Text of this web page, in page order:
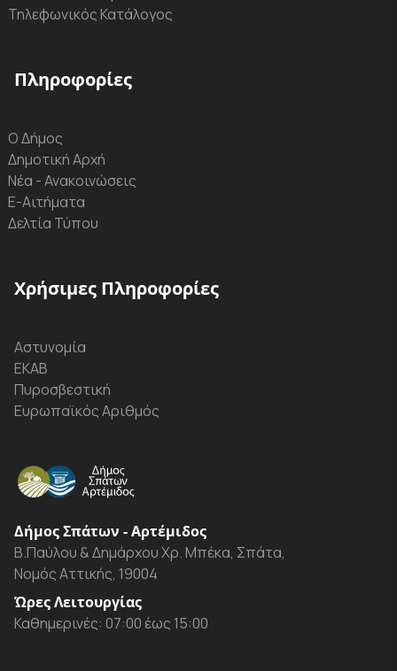
Τηλεφωνικός Κατάλογος
Πληροφορίες
Ο Δήμος
Δημοτική Αρχή
Νέα - Ανακοινώσεις
Ε-Αιτήματα
Δελτία Τύπου
Χρήσιμες Πληροφορίες
Αστυνομία
ΕΚΑΒ
Πυροσβεστική
Ευρωπαϊκός Αριθμός
Δήμος Σπάτων - Αρτέμιδος
Β.Παύλου & Δημάρχου Χρ. Μπέκα, Σπάτα,
Νομός Αττικής, 19004
Ώρες Λειτουργίας
Καθημερινές: 07:00 έως 15:00